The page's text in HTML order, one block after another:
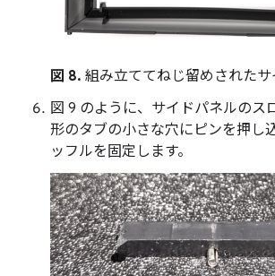
図 8. 組み立ててねじ留めされた
図 9 のように、サイドパネルのス
形のタブの小さな穴にピンを押し
ッフルを固定します。